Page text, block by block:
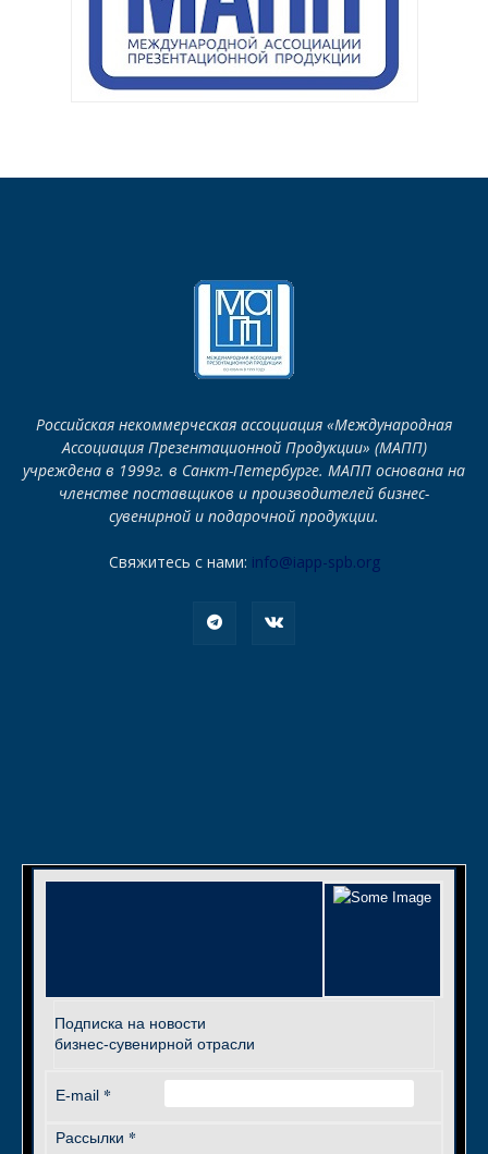
Российская некоммерческая ассоциация «Международная
Ассоциация Презентационной Продукции» (МАПП)
учреждена в 1999г. в Санкт-Петербурге. МАПП основана на
членстве поставщиков и производителей бизнес-
сувенирной и подарочной продукции.
Свяжитесь с нами: info@iapp-spb.org
Подписка на новости
бизнес-сувенирной отрасли
E-mail *
Рассылки *